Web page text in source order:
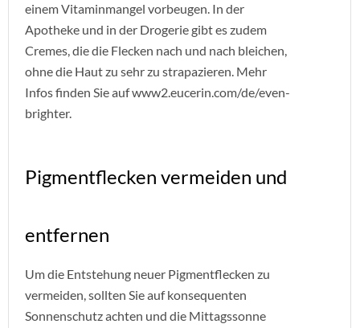
einem Vitaminmangel vorbeugen. In der
Apotheke und in der Drogerie gibt es zudem
Cremes, die die Flecken nach und nach bleichen,
ohne die Haut zu sehr zu strapazieren. Mehr
Infos finden Sie auf www2.eucerin.com/de/even-
brighter.
Pigmentflecken vermeiden und
entfernen
Um die Entstehung neuer Pigmentflecken zu
vermeiden, sollten Sie auf konsequenten
Sonnenschutz achten und die Mittagssonne